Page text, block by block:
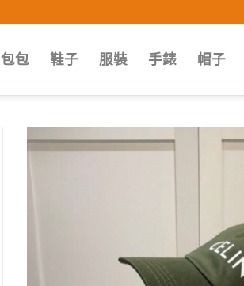
包包 鞋子 服裝 手錶 帽子